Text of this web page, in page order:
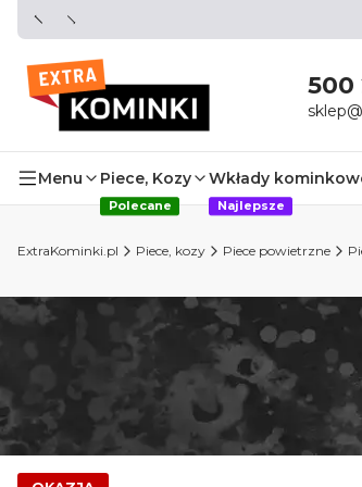
500
Menu Piece, Kozy
Polecane
Wkłady
Najlepsze
ExtraKominki.pl Piece, kozy Piece powietrzne